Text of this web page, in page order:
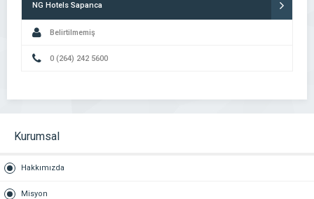
NG Hotels Sapanca
Belirtilmemiş
0 (264) 242 5600
Kurumsal
Hakkımızda
Misyon